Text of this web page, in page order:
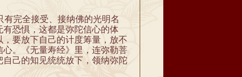
完全接受、接纳佛的光明名
恐惧，这都是弥陀信心的体
要放下自己的计度筹量，放不
。《无量寿经》里，连弥勒菩
己的知见统统放下，领纳弥陀